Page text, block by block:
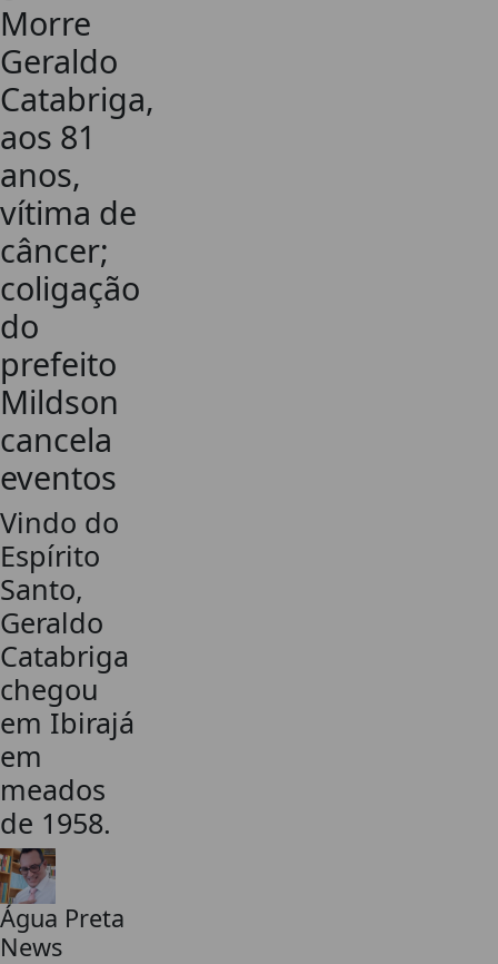
Morre
Geraldo
Catabriga,
aos 81
anos,
vítima de
câncer;
coligação
do
prefeito
Mildson
cancela
eventos
Vindo do
Espírito
Santo,
Geraldo
Catabriga
chegou
em Ibirajá
em
meados
de 1958.
Água Preta
News